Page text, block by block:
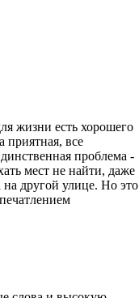
жизни есть хорошего
приятная, все
проблема -
мест не найти, даже
на другой улице. Но это